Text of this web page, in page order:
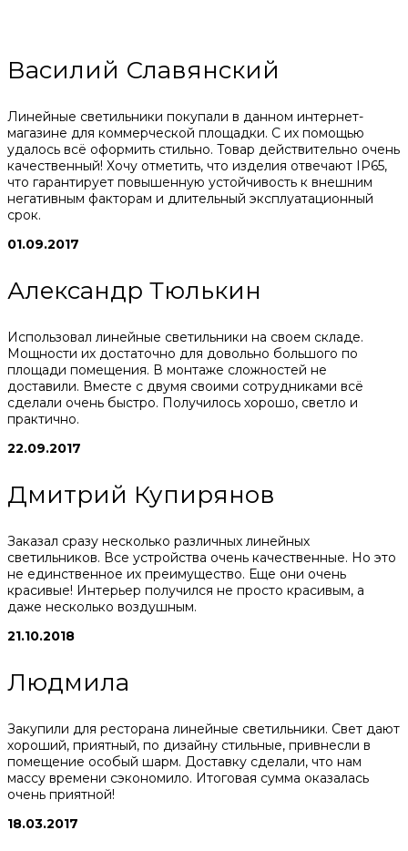
Василий Славянский
Линейные светильники покупали в данном интернет-
магазине для коммерческой площадки. С их помощью
удалось всё оформить стильно. Товар действительно очень
качественный! Хочу отметить, что изделия отвечают IP65,
что гарантирует повышенную устойчивость к внешним
негативным факторам и длительный эксплуатационный
срок.
01.09.2017
Александр Тюлькин
Использовал линейные светильники на своем складе.
Мощности их достаточно для довольно большого по
площади помещения. В монтаже сложностей не
доставили. Вместе с двумя своими сотрудниками всё
сделали очень быстро. Получилось хорошо, светло и
практично.
22.09.2017
Дмитрий Купирянов
Заказал сразу несколько различных линейных
светильников. Все устройства очень качественные. Но это
не единственное их преимущество. Еще они очень
красивые! Интерьер получился не просто красивым, а
даже несколько воздушным.
21.10.2018
Людмила
Закупили для ресторана линейные светильники. Свет дают
хороший, приятный, по дизайну стильные, привнесли в
помещение особый шарм. Доставку сделали, что нам
массу времени сэкономило. Итоговая сумма оказалась
очень приятной!
18.03.2017